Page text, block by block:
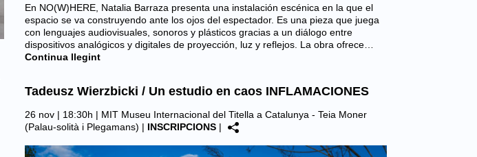
En NO(W)HERE, Natalia Barraza presenta una instalación escénica en la que el
espacio se va construyendo ante los ojos del espectador. Es una pieza que juega
con lenguajes audiovisuales, sonoros y plásticos gracias a un diálogo entre
dispositivos analógicos y digitales de proyección, luz y reflejos. La obra ofrece…
Continua llegint
Tadeusz Wierzbicki / Un estudio en caos INFLAMACIONES
26 nov | 18:30h | MIT Museu Internacional del Titella a Catalunya - Teia Moner
(Palau-solità i Plegamans) | INSCRIPCIONS |